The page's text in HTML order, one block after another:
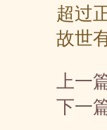
超过
故世
上一
下一